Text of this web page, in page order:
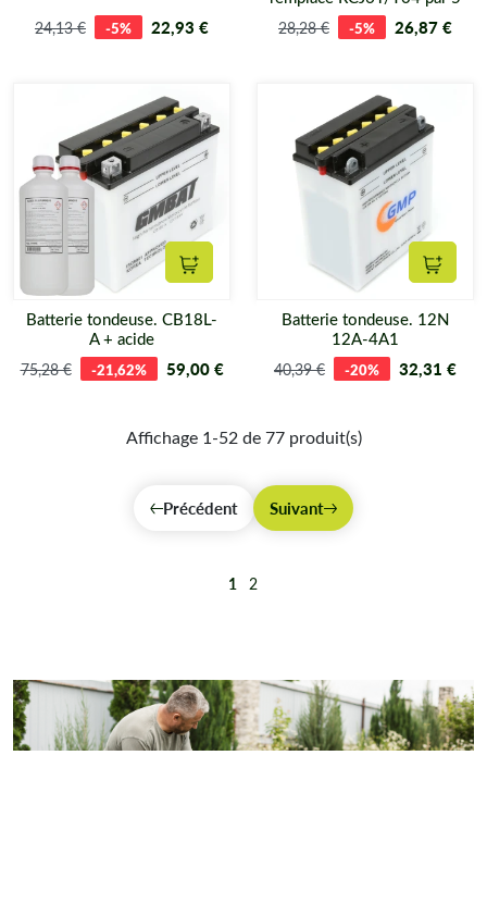
24,13 € -5% 22,93 € 28,28 € -5% 26,87 €
Ajouter au panier
Batterie tondeuse. CB18L-
A + acide
75,28 € -21,62% 59,00 €
Batterie tondeuse. 12N
12A-4A1
40,39 € -20% 32,31 €
Affichage 1-52 de 77 produit(s)
Précédent Suivant
1 2